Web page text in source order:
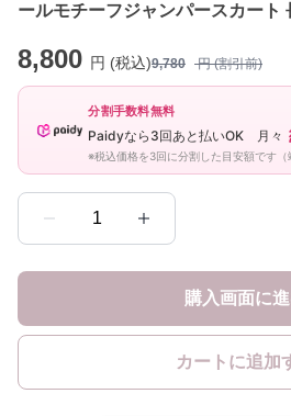
ールモチーフジャンパースカート
8,800 円 (税込)9,780 円 (割引前)
分割手数料無料
Paidyなら3回あと払いOK 月々
※税込価格を3回に分割した目安額です（
1
購入画面に
カートに追加